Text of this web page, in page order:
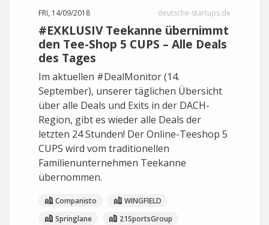
FRI, 14/09/2018 deutsche-startups.de
#EXKLUSIV Teekanne übernimmt
den Tee-Shop 5 CUPS – Alle Deals
des Tages
Im aktuellen #DealMonitor (14.
September), unserer täglichen Übersicht
über alle Deals und Exits in der DACH-
Region, gibt es wieder alle Deals der
letzten 24 Stunden! Der Online-Teeshop 5
CUPS wird vom traditionellen
Familienunternehmen Teekanne
übernommen.
Companisto
WINGFIELD
Springlane
21SportsGroup